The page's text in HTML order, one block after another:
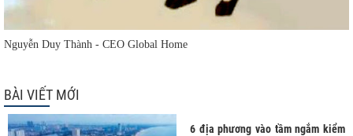
Nguyễn Duy Thành - CEO Global Home
BÀI VIẾT MỚI
6 địa phương vào tầm ngắm kiểm